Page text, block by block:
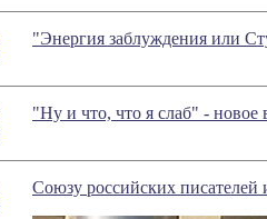
"Энергия заблуждения или
"Ну и что, что я слаб" -
Союзу российских писателей